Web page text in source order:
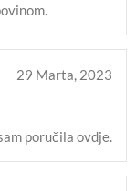
29 Marta, 2023
poručila ovdje.